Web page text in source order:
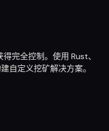
完全控制。使用 Rust、
自定义挖矿解决方案。